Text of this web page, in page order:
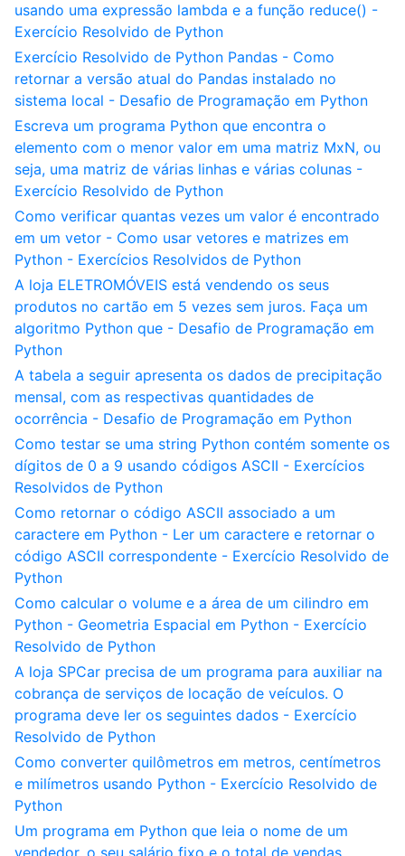
usando uma expressão lambda e a função reduce() -
Exercício Resolvido de Python
Exercício Resolvido de Python Pandas - Como
retornar a versão atual do Pandas instalado no
sistema local - Desafio de Programação em Python
Escreva um programa Python que encontra o
elemento com o menor valor em uma matriz MxN, ou
seja, uma matriz de várias linhas e várias colunas -
Exercício Resolvido de Python
Como verificar quantas vezes um valor é encontrado
em um vetor - Como usar vetores e matrizes em
Python - Exercícios Resolvidos de Python
A loja ELETROMÓVEIS está vendendo os seus
produtos no cartão em 5 vezes sem juros. Faça um
algoritmo Python que - Desafio de Programação em
Python
A tabela a seguir apresenta os dados de precipitação
mensal, com as respectivas quantidades de
ocorrência - Desafio de Programação em Python
Como testar se uma string Python contém somente os
dígitos de 0 a 9 usando códigos ASCII - Exercícios
Resolvidos de Python
Como retornar o código ASCII associado a um
caractere em Python - Ler um caractere e retornar o
código ASCII correspondente - Exercício Resolvido de
Python
Como calcular o volume e a área de um cilindro em
Python - Geometria Espacial em Python - Exercício
Resolvido de Python
A loja SPCar precisa de um programa para auxiliar na
cobrança de serviços de locação de veículos. O
programa deve ler os seguintes dados - Exercício
Resolvido de Python
Como converter quilômetros em metros, centímetros
e milímetros usando Python - Exercício Resolvido de
Python
Um programa em Python que leia o nome de um
vendedor, o seu salário fixo e o total de vendas